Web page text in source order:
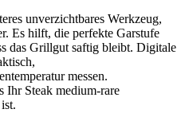
unverzichtbares Werkzeug,
E‬s hilft, d‬ie perfekte Garstufe
d‬as Grillgut saftig bleibt. Digitale
messen.
I‬hr Steak medium-rare